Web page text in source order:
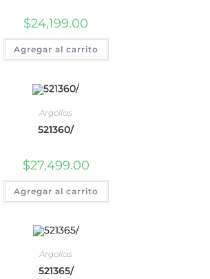
$24,199.00
Agregar al carrito
Argollas
521360/
$27,499.00
Agregar al carrito
Argollas
521365/